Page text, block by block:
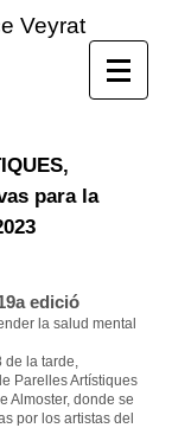
Veyrat
para la
edició
la salud mental
de la tarde,
Parelles Artístiques
Almoster, donde se
por los artistas del